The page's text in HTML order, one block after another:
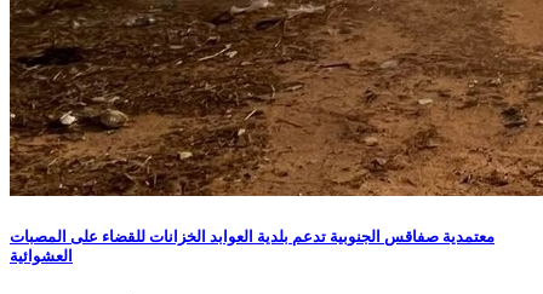
معتمدية صفاقس الجنوبية تدعم بلدية العوابد الخزانات للقضاء على المصبات
العشوائية